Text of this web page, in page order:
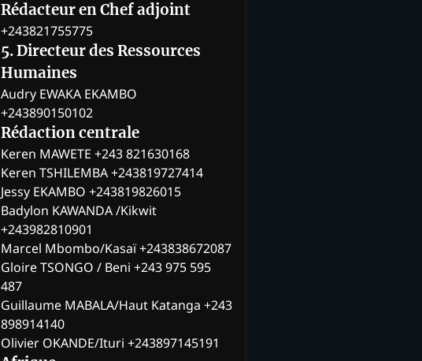
Rédacteur en Chef adjoint
+243821755775
5. Directeur des Ressources
Humaines
Audry EWAKA EKAMBO
+243890150102
Rédaction centrale
Keren MAWETE +243 821630168
Keren TSHILEMBA +243819727414
Jessy EKAMBO +243819826015
Badylon KAWANDA /Kikwit
+243982810901
Marcel Mbombo/Kasaï +243838672087
Gloire TSONGO / Beni +243 975 595
487
Guillaume MABALA/Haut Katanga +243
898914140
Olivier OKANDE/Ituri +243897145191